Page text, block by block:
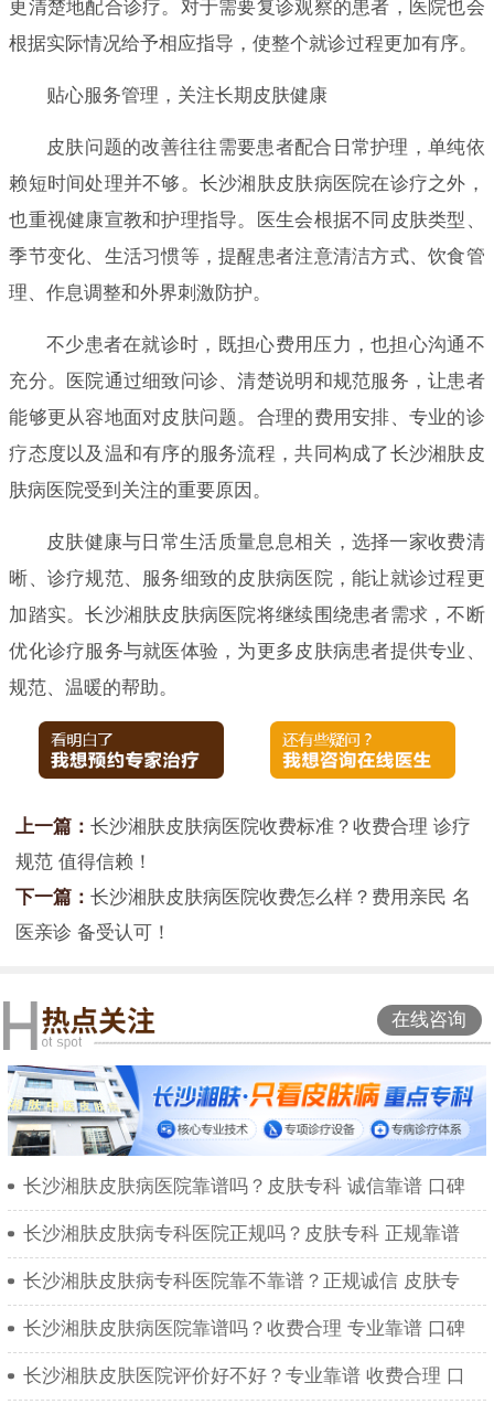
更清楚地配合诊疗。对于需要复诊观察的患者，医院也会
根据实际情况给予相应指导，使整个就诊过程更加有序。
贴心服务管理，关注长期皮肤健康
皮肤问题的改善往往需要患者配合日常护理，单纯依
赖短时间处理并不够。长沙湘肤皮肤病医院在诊疗之外，
也重视健康宣教和护理指导。医生会根据不同皮肤类型、
季节变化、生活习惯等，提醒患者注意清洁方式、饮食管
理、作息调整和外界刺激防护。
不少患者在就诊时，既担心费用压力，也担心沟通不
充分。医院通过细致问诊、清楚说明和规范服务，让患者
能够更从容地面对皮肤问题。合理的费用安排、专业的诊
疗态度以及温和有序的服务流程，共同构成了长沙湘肤皮
肤病医院受到关注的重要原因。
皮肤健康与日常生活质量息息相关，选择一家收费清
晰、诊疗规范、服务细致的皮肤病医院，能让就诊过程更
加踏实。长沙湘肤皮肤病医院将继续围绕患者需求，不断
优化诊疗服务与就医体验，为更多皮肤病患者提供专业、
规范、温暖的帮助。
上一篇： 长沙湘肤皮肤病医院收费标准？收费合理 诊疗
规范 值得信赖！
下一篇： 长沙湘肤皮肤病医院收费怎么样？费用亲民 名
医亲诊 备受认可！
在线咨询
长沙湘肤皮肤病医院靠谱吗？皮肤专科 诚信靠谱 口碑
长沙湘肤皮肤病专科医院正规吗？皮肤专科 正规靠谱
长沙湘肤皮肤病专科医院靠不靠谱？正规诚信 皮肤专
长沙湘肤皮肤病医院靠谱吗？收费合理 专业靠谱 口碑
长沙湘肤皮肤医院评价好不好？专业靠谱 收费合理 口